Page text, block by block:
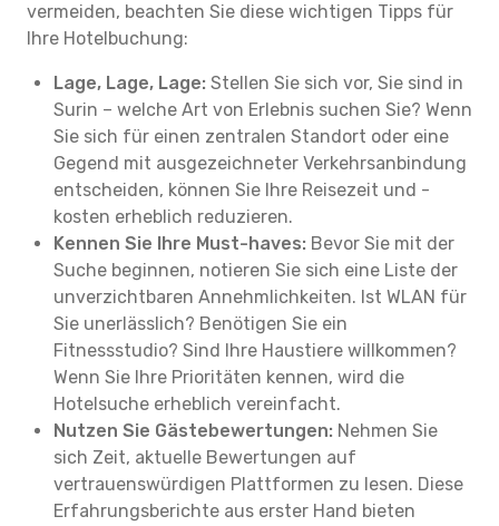
vermeiden, beachten Sie diese wichtigen Tipps für
Ihre Hotelbuchung:
Lage, Lage, Lage: Stellen Sie sich vor, Sie sind in
Surin – welche Art von Erlebnis suchen Sie? Wenn
Sie sich für einen zentralen Standort oder eine
Gegend mit ausgezeichneter Verkehrsanbindung
entscheiden, können Sie Ihre Reisezeit und -
kosten erheblich reduzieren.
Kennen Sie Ihre Must-haves: Bevor Sie mit der
Suche beginnen, notieren Sie sich eine Liste der
unverzichtbaren Annehmlichkeiten. Ist WLAN für
Sie unerlässlich? Benötigen Sie ein
Fitnessstudio? Sind Ihre Haustiere willkommen?
Wenn Sie Ihre Prioritäten kennen, wird die
Hotelsuche erheblich vereinfacht.
Nutzen Sie Gästebewertungen: Nehmen Sie
sich Zeit, aktuelle Bewertungen auf
vertrauenswürdigen Plattformen zu lesen. Diese
Erfahrungsberichte aus erster Hand bieten